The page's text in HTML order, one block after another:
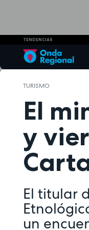
TENDENCIAS
TURISMO
El
y
El titular
un